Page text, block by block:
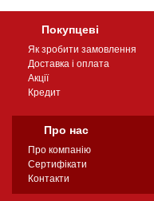
Покупцеві
Як зробити замовлення
Доставка і оплата
Акції
Кредит
Про нас
Про компанію
Сертифікати
Контакти